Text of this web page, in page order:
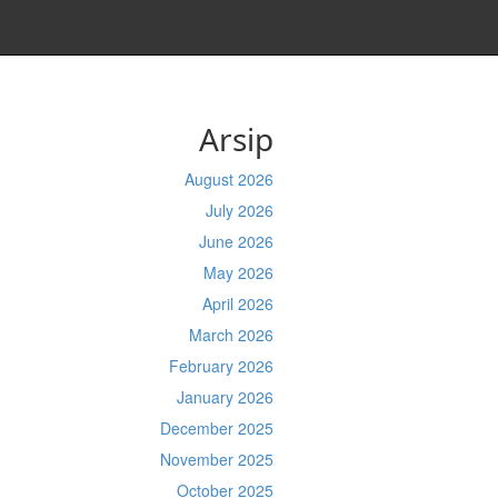
Arsip
August 2026
July 2026
June 2026
May 2026
April 2026
March 2026
February 2026
January 2026
December 2025
November 2025
October 2025